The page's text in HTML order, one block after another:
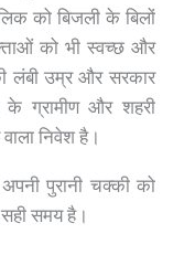
को बिजली के बिलों
को भी स्वच्छ और
लंबी उम्र और सरकार
ग्रामीण और शहरी
निवेश है।
पुरानी चक्की को
समय है।